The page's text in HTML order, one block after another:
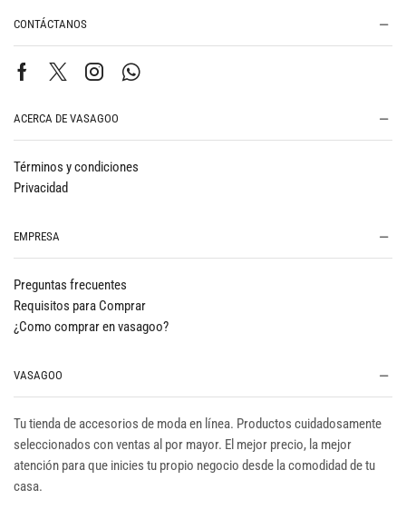
CONTÁCTANOS
ACERCA DE VASAGOO
Términos y condiciones
Privacidad
EMPRESA
Preguntas frecuentes
Requisitos para Comprar
¿Como comprar en vasagoo?
VASAGOO
Tu tienda de accesorios de moda en línea. Productos cuidadosamente
seleccionados con ventas al por mayor. El mejor precio, la mejor
atención para que inicies tu propio negocio desde la comodidad de tu
casa.